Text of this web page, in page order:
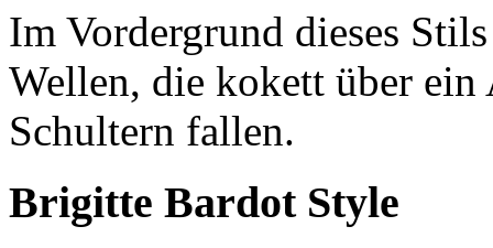
Im Vordergrund dieses
Wellen, die kokett über ein
Schultern fallen.
Brigitte Bardot Style